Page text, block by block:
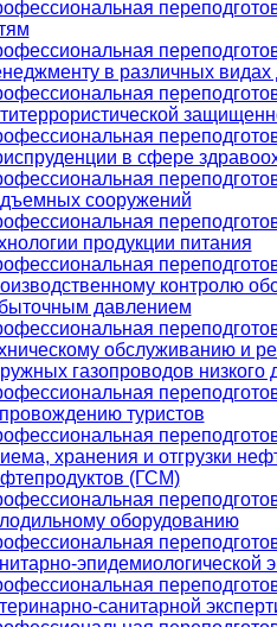
в различных видах
в сфере
сооружений
продукции питания
контролю
давлением
обслуживанию и
газопроводов низкого
туристов
хранения и отгрузки
(ГСМ)
оборудованию
эпидемиологической
санитарной